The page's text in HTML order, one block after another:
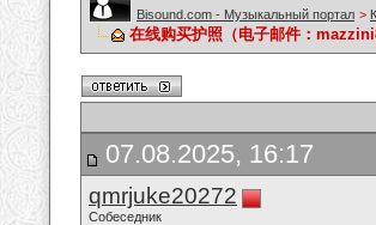
Bisound.com - Музыкальный портал >
在线购买护照（电子邮件：
07.08.2025, 16:17
qmrjuke20272
Собеседник